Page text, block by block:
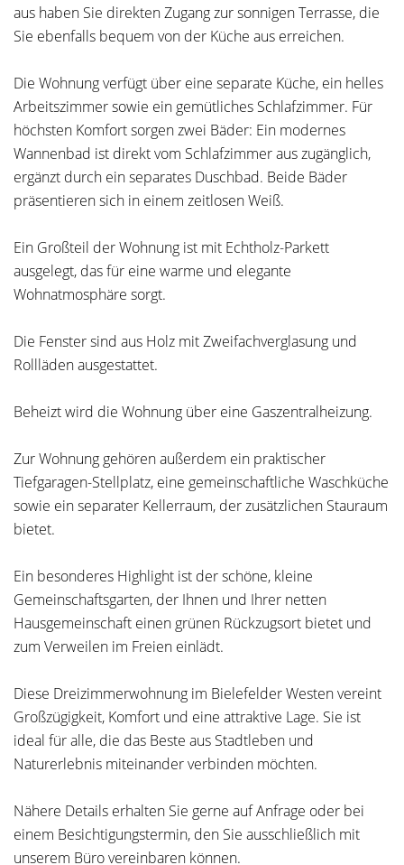
aus haben Sie direkten Zugang zur sonnigen Terrasse, die
Sie ebenfalls bequem von der Küche aus erreichen.
Die Wohnung verfügt über eine separate Küche, ein helles
Arbeitszimmer sowie ein gemütliches Schlafzimmer. Für
höchsten Komfort sorgen zwei Bäder: Ein modernes
Wannenbad ist direkt vom Schlafzimmer aus zugänglich,
ergänzt durch ein separates Duschbad. Beide Bäder
präsentieren sich in einem zeitlosen Weiß.
Ein Großteil der Wohnung ist mit Echtholz-Parkett
ausgelegt, das für eine warme und elegante
Wohnatmosphäre sorgt.
Die Fenster sind aus Holz mit Zweifachverglasung und
Rollläden ausgestattet.
Beheizt wird die Wohnung über eine Gaszentralheizung.
Zur Wohnung gehören außerdem ein praktischer
Tiefgaragen-Stellplatz, eine gemeinschaftliche Waschküche
sowie ein separater Kellerraum, der zusätzlichen Stauraum
bietet.
Ein besonderes Highlight ist der schöne, kleine
Gemeinschaftsgarten, der Ihnen und Ihrer netten
Hausgemeinschaft einen grünen Rückzugsort bietet und
zum Verweilen im Freien einlädt.
Diese Dreizimmerwohnung im Bielefelder Westen vereint
Großzügigkeit, Komfort und eine attraktive Lage. Sie ist
ideal für alle, die das Beste aus Stadtleben und
Naturerlebnis miteinander verbinden möchten.
Nähere Details erhalten Sie gerne auf Anfrage oder bei
einem Besichtigungstermin, den Sie ausschließlich mit
unserem Büro vereinbaren können.